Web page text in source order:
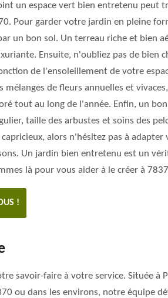
un espace vert bien entretenu peut
Pour garder votre jardin en pleine
un bon sol. Un terreau riche et bien
Ensuite, n'oubliez pas de bien
de l'ensoleillement de votre
mélanges de fleurs annuelles et
tout au long de l'année. Enfin, un
taille des arbustes et soins des
alors n'hésitez pas à adapter
Un jardin bien entretenu est un
là pour vous aider à le créer à
!
savoir-faire à votre service. Située à
ou dans les environs, notre équipe